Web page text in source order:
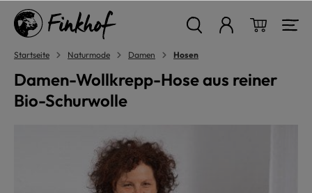
springen
Startseite Naturmode Damen Hosen
Damen-Wollkrepp-Hose aus reiner
Bio-Schurwolle